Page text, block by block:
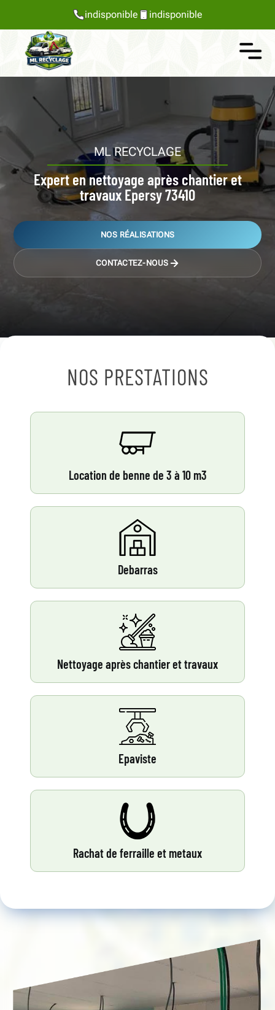
indisponible indisponible
ML RECYCLAGE
Expert en nettoyage après chantier et
travaux Epersy 73410
NOS RÉALISATIONS
CONTACTEZ-NOUS
NOS PRESTATIONS
Location de benne de 3 à 10 m3
Debarras
Nettoyage après chantier et travaux
Epaviste
Rachat de ferraille et metaux